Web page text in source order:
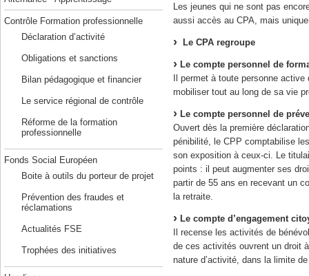
Contrôle Formation professionnelle
Déclaration d’activité
Obligations et sanctions
Bilan pédagogique et financier
Le service régional de contrôle
Réforme de la formation
professionnelle
Fonds Social Européen
Boite à outils du porteur de projet
Prévention des fraudes et
réclamations
Actualités FSE
Trophées des initiatives
Les jeunes qui ne sont pas
aussi accès au CPA, mais
Le CPA regroupe
Le compte personnel de
Il permet à toute personne
mobiliser tout au long de sa vie
Le compte personnel de
Ouvert dès la première
pénibilité, le CPP comptabilise
son exposition à ceux-ci. Le
points : il peut augmenter ses
partir de 55 ans en recevant un
la retraite.
Le compte d’engagement
Il recense les activités de
de ces activités ouvrent un droit
nature d’activité, dans la limite